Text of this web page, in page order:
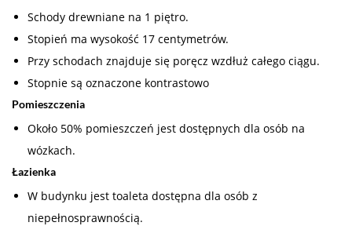
Schody drewniane na 1 piętro.
Stopień ma wysokość 17 centymetrów.
Przy schodach znajduje się poręcz wzdłuż całego ciągu.
Stopnie są oznaczone kontrastowo
Pomieszczenia
Około 50% pomieszczeń jest dostępnych dla osób na
wózkach.
Łazienka
W budynku jest toaleta dostępna dla osób z
niepełnosprawnością.